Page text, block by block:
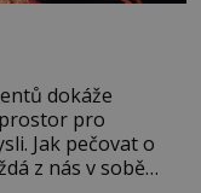
dokáže
pro
Jak pečovat o
z nás v sobě